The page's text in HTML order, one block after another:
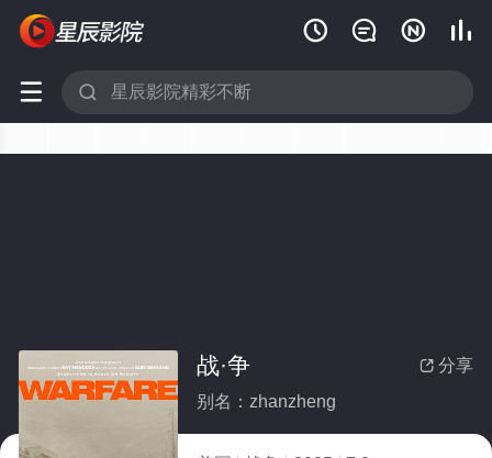
   
 
 分享
战·争
别名：zhanzheng